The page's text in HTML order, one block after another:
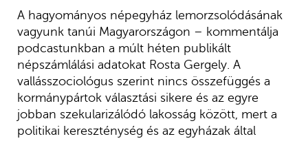
A hagyományos népegyház lemorzsolódásának
vagyunk tanúi Magyarországon – kommentálja
podcastunkban a múlt héten publikált
népszámlálási adatokat Rosta Gergely. A
vallásszociológus szerint nincs összefüggés a
kormánypártok választási sikere és az egyre
jobban szekularizálódó lakosság között, mert a
politikai kereszténység és az egyházak által